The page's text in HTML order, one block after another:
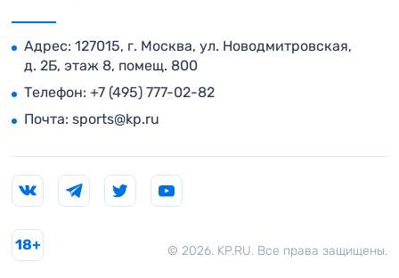
Адрес: 127015, г. Москва, ул. Новодмитровская,
д. 2Б, этаж 8, помещ. 800
Телефон: +7 (495) 777-02-82
Почта: sports@kp.ru
© 2026. KP.RU. Все права защищены.
18+